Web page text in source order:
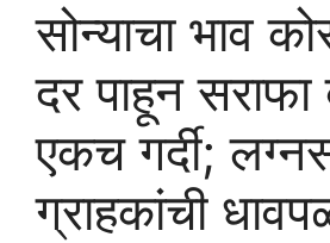
सोन्याचा भाव
दर पाहून सराफा
एकच गर्दी;
ग्राहकांची